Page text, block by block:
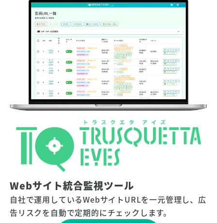
Webサイト統合監視ツール
自社で運用しているWebサイトURLを一元管理し、広
告リスクを自動で定期的にチェックします。